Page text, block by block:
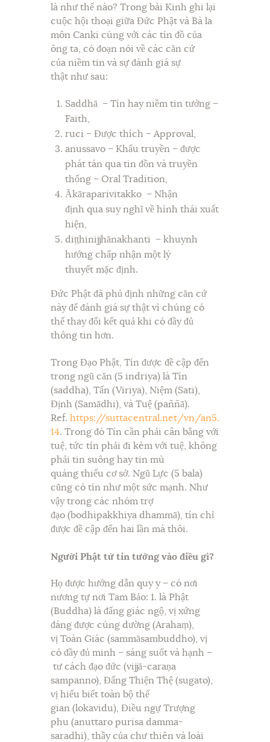
là như thế nào? Trong bài Kinh ghi lại
cuộc hội thoại giữa Đức Phật và Bà la
môn Canki cùng với các tín đồ của
ông ta, có đoạn nói về các căn cứ
của niềm tin và sự đánh giá sự
thật như sau:
Saddhā – Tín hay niềm tin tưởng –
Faith,
ruci – Được thích – Approval,
anussavo – Khẩu truyền – được
phát tán qua tin đồn và truyền
thống – Oral Tradition,
Ākāraparivitakko – Nhận
định qua suy nghĩ về hình thái xuất
hiện,
diṭṭhinijjhānakhanti – khuynh
hướng chấp nhận một lý
thuyết mặc định.
Đức Phật đã phủ định những căn cứ
này để đánh giá sự thật vì chúng có
thể thay đổi kết quả khi có đầy đủ
thông tin hơn.
Trong Đạo Phật, Tín được đề cập đến
trong ngũ căn (5 indriya) là Tín
(saddha), Tấn (Viriya), Niệm (Sati),
Định (Samādhi), và Tuệ (paññā).
Ref. https://suttacentral.net/vn/an5.
14. Trong đó Tín cần phải cân bằng với
tuệ, tức tín phải đi kèm với tuệ, không
phải tin suông hay tin mù
quáng thiếu cơ sở. Ngũ Lực (5 bala)
cũng có tín như một sức mạnh. Như
vậy trong các nhóm trợ
đạo (bodhipakkhiya dhammā), tín chỉ
được đề cập đến hai lần mà thôi.
Người Phật tử tin tưởng vào điều gì?
Họ được hướng dẫn quy y – có nơi
nương tự nơi Tam Bảo: 1. là Phật
(Buddha) là đấng giác ngộ, vị xứng
đáng được cúng dường (Arahaṃ),
vị Toàn Giác (sammāsambuddho), vị
có đầy đủ minh – sáng suốt và hạnh –
tư cách đạo đức (vijjā-caraṇa
sampanno), Đấng Thiện Thệ (sugato),
vị hiểu biết toàn bộ thế
gian (lokavidu), Điều ngự Trượng
phu (anuttaro purisa damma-
saradhi), thầy của chư thiên và loài